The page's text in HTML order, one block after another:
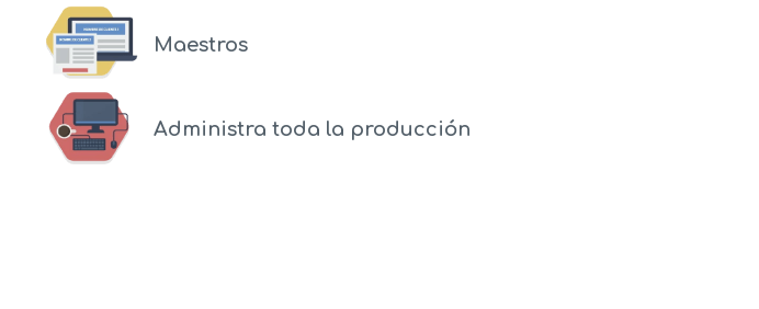
Maestros
Administra toda la producción